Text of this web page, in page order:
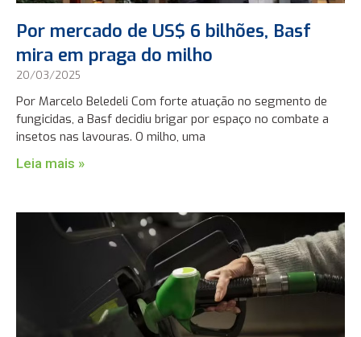
Por mercado de US$ 6 bilhões, Basf
mira em praga do milho
20/03/2025
Por Marcelo Beledeli Com forte atuação no segmento de
fungicidas, a Basf decidiu brigar por espaço no combate a
insetos nas lavouras. O milho, uma
Leia mais »